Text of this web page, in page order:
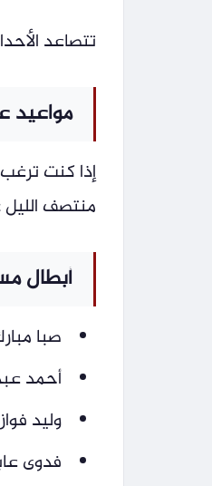
تتصاعد
إذا كنت
منتصف
أبطال
صبا
أحمد
وليد فواز
فدوى